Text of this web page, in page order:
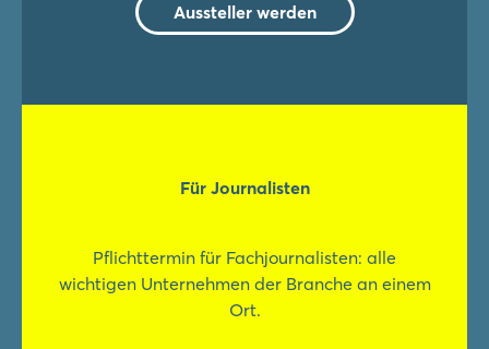
Aussteller werden
Für Journalisten
Pflichttermin für Fachjournalisten: alle
wichtigen Unternehmen der Branche an einem
Ort.